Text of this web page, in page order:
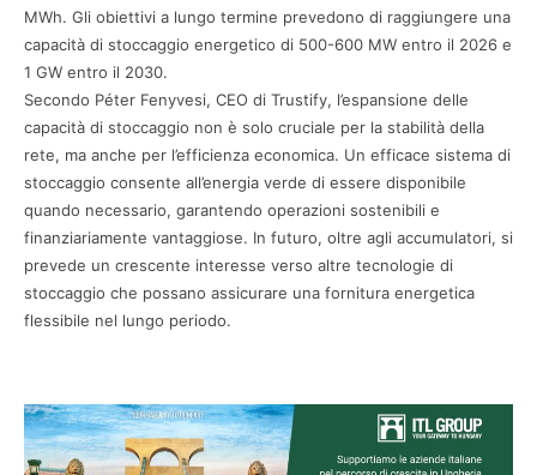
MWh. Gli obiettivi a lungo termine prevedono di raggiungere una
capacità di stoccaggio energetico di 500-600 MW entro il 2026 e
1 GW entro il 2030.​
Secondo Péter Fenyvesi, CEO di Trustify, l’espansione delle
capacità di stoccaggio non è solo cruciale per la stabilità della
rete, ma anche per l’efficienza economica. Un efficace sistema di
stoccaggio consente all’energia verde di essere disponibile
quando necessario, garantendo operazioni sostenibili e
finanziariamente vantaggiose. In futuro, oltre agli accumulatori, si
prevede un crescente interesse verso altre tecnologie di
stoccaggio che possano assicurare una fornitura energetica
flessibile nel lungo periodo.